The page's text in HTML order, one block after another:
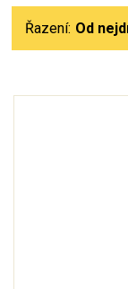
větší výlet nebo
Optimálním
kol na střechu
Nosiče na kola
, je tedy
správný a
Řazení: Od